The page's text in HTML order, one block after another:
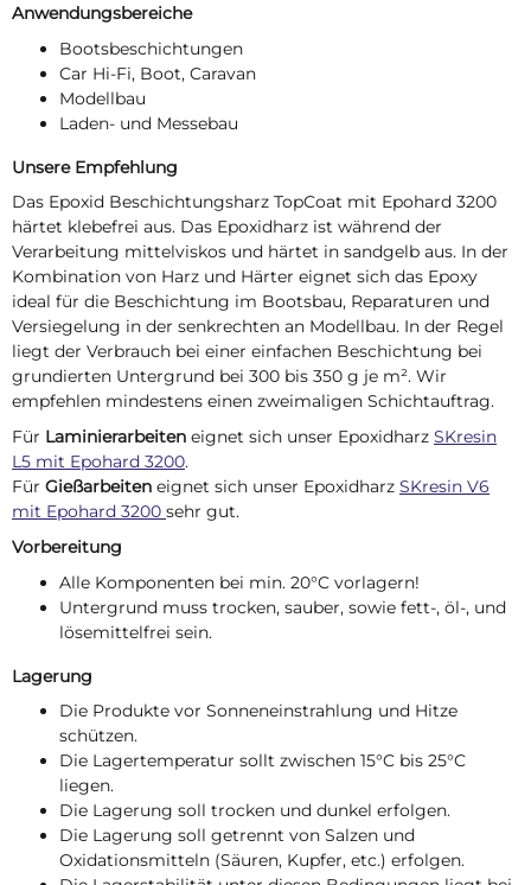
Anwendungsbereiche
Bootsbeschichtungen
Car Hi-Fi, Boot, Caravan
Modellbau
Laden- und Messebau
Unsere Empfehlung
Das Epoxid Beschichtungsharz TopCoat mit Epohard 3200
härtet klebefrei aus. Das Epoxidharz ist während der
Verarbeitung mittelviskos und härtet in sandgelb aus. In der
Kombination von Harz und Härter eignet sich das Epoxy
ideal für die Beschichtung im Bootsbau, Reparaturen und
Versiegelung in der senkrechten an Modellbau. In der Regel
liegt der Verbrauch bei einer einfachen Beschichtung bei
grundierten Untergrund bei 300 bis 350 g je m². Wir
empfehlen mindestens einen zweimaligen Schichtauftrag.
Für Laminierarbeiten eignet sich unser Epoxidharz SKresin
L5 mit Epohard 3200.
Für Gießarbeiten eignet sich unser Epoxidharz SKresin V6
mit Epohard 3200 sehr gut.
Vorbereitung
Alle Komponenten bei min. 20°C vorlagern!
Untergrund muss trocken, sauber, sowie fett-, öl-, und
lösemittelfrei sein.
Lagerung
Die Produkte vor Sonneneinstrahlung und Hitze
schützen.
Die Lagertemperatur sollt zwischen 15°C bis 25°C
liegen.
Die Lagerung soll trocken und dunkel erfolgen.
Die Lagerung soll getrennt von Salzen und
Oxidationsmitteln (Säuren, Kupfer, etc.) erfolgen.